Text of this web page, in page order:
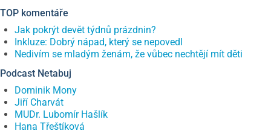
TOP komentáře
Jak pokrýt devět týdnů prázdnin?
Inkluze: Dobrý nápad, který se nepovedl
Nedivím se mladým ženám, že vůbec nechtějí mít děti
Podcast Netabuj
Dominik Mony
Jiří Charvát
MUDr. Lubomír Hašlík
Hana Třeštíková